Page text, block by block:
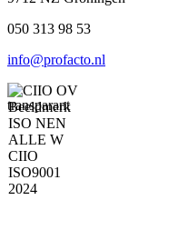
050 313 98 53
info@profacto.nl